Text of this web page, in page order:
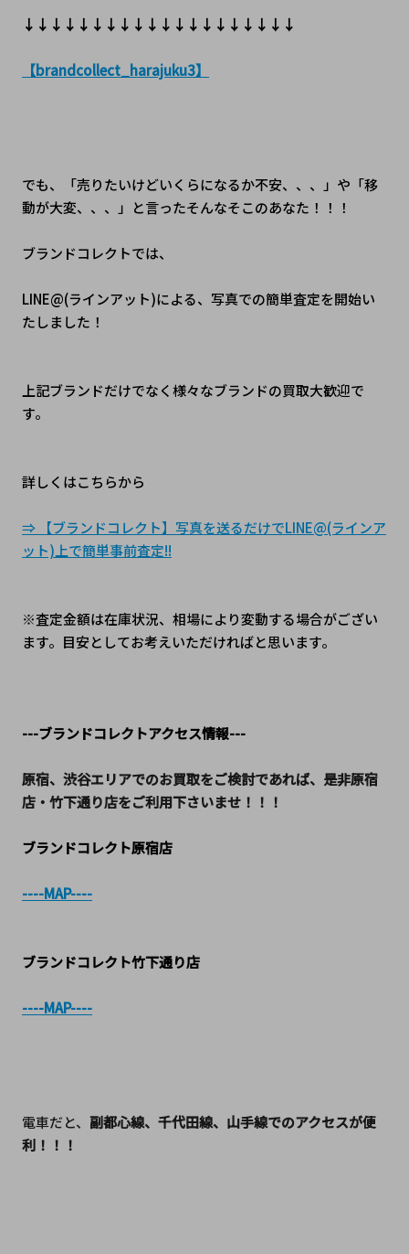
↓↓↓↓↓↓↓↓↓↓↓↓↓↓↓↓↓↓↓↓
【brandcollect_harajuku3】
でも、「売りたいけどいくらになるか不安、、、」や「移
動が大変、、、」と言ったそんなそこのあなた！！！
ブランドコレクトでは、
LINE@(ラインアット)による、写真での簡単査定を開始い
たしました！
上記ブランドだけでなく様々なブランドの買取大歓迎で
す。
詳しくはこちらから
⇒ 【ブランドコレクト】写真を送るだけでLINE@(ラインア
ット)上で簡単事前査定!!
※査定金額は在庫状況、相場により変動する場合がござい
ます。目安としてお考えいただければと思います。
---ブランドコレクトアクセス情報---
原宿、渋谷エリアでのお買取をご検討であれば、是非原宿
店・竹下通り店をご利用下さいませ！！！
ブランドコレクト原宿店
----MAP----
ブランドコレクト竹下通り店
----MAP----
電車だと、 副都心線、千代田線、山手線でのアクセスが便
利！！！